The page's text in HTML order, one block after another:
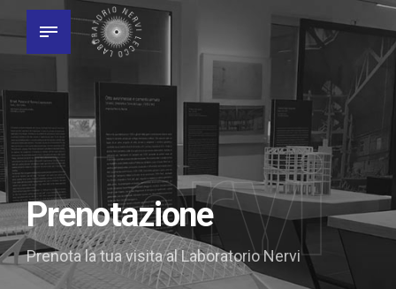
Prenotazione
Nervi
Prenota la tua visita al Laboratorio Nervi